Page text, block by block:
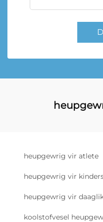
heupgewrig vir atlete
heupgewrig vir
heupgewrig vir
koolstofvesel